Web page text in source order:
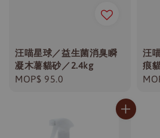
汪喵星球／益生菌消臭瞬
凝木薯貓砂／2.4kg
Regular
MOP$ 95.0
汪
痕